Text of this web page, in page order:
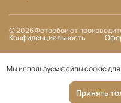
© 2026 Фотообои от
Конфиденциальность
Мы используем файлы cookie
Принять